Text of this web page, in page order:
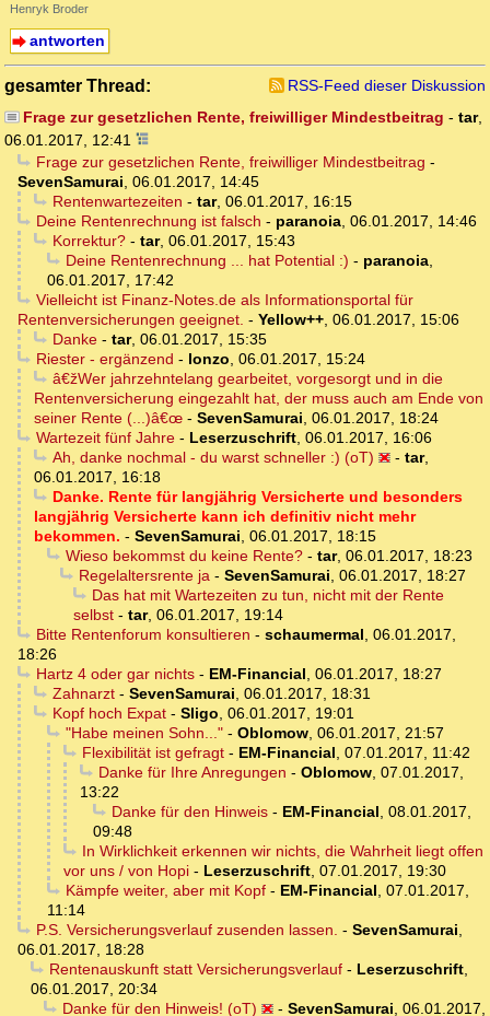
Henryk Broder
antworten
gesamter Thread:
RSS-Feed dieser Diskussion
Frage zur gesetzlichen Rente, freiwilliger Mindestbeitrag - tar,
06.01.2017, 12:41
Frage zur gesetzlichen Rente, freiwilliger Mindestbeitrag -
SevenSamurai, 06.01.2017, 14:45
Rentenwartezeiten - tar, 06.01.2017, 16:15
Deine Rentenrechnung ist falsch - paranoia, 06.01.2017, 14:46
Korrektur?- tar, 06.01.2017, 15:43
Deine Rentenrechnung ... hat Potential :) - paranoia,
06.01.2017, 17:42
Vielleicht ist Finanz-Notes.de als Informationsportal für
Rentenversicherungen geeignet. - Yellow++, 06.01.2017, 15:06
Danke- tar, 06.01.2017, 15:35
Riester - ergänzend - lonzo, 06.01.2017, 15:24
â€žWer jahrzehntelang gearbeitet, vorgesorgt und in die
Rentenversicherung eingezahlt hat, der muss auch am Ende von
seiner Rente (...)â€œ - SevenSamurai, 06.01.2017, 18:24
Wartezeit fünf Jahre- Leserzuschrift, 06.01.2017, 16:06
Ah, danke nochmal - du warst schneller :) (oT)
- tar,
06.01.2017, 16:18
Danke. Rente für langjährig Versicherte und besonders
langjährig Versicherte kann ich definitiv nicht mehr
bekommen. - SevenSamurai, 06.01.2017, 18:15
Wieso bekommst du keine Rente?- tar, 06.01.2017, 18:23
Regelaltersrente ja- SevenSamurai, 06.01.2017, 18:27
Das hat mit Wartezeiten zu tun, nicht mit der Rente
selbst - tar, 06.01.2017, 19:14
Bitte Rentenforum konsultieren - schaumermal, 06.01.2017,
18:26
Hartz 4 oder gar nichts- EM-Financial, 06.01.2017, 18:27
Zahnarzt- SevenSamurai, 06.01.2017, 18:31
Kopf hoch Expat- Sligo, 06.01.2017, 19:01
"Habe meinen Sohn..."- Oblomow, 06.01.2017, 21:57
Flexibilität ist gefragt- EM-Financial, 07.01.2017, 11:42
Danke für Ihre Anregungen - Oblomow, 07.01.2017,
13:22
Danke für den Hinweis- EM-Financial, 08.01.2017,
09:48
In Wirklichkeit erkennen wir nichts, die Wahrheit liegt offen
vor uns / von Hopi - Leserzuschrift, 07.01.2017, 19:30
Kämpfe weiter, aber mit Kopf- EM-Financial, 07.01.2017,
11:14
P.S. Versicherungsverlauf zusenden lassen. - SevenSamurai,
06.01.2017, 18:28
Rentenauskunft statt Versicherungsverlauf- Leserzuschrift,
06.01.2017, 20:34
Danke für den Hinweis! (oT)
- SevenSamurai, 06.01.2017,